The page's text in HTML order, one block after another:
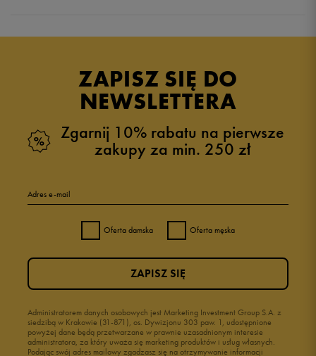
ZAPISZ SIĘ DO
NEWSLETTERA
Zgarnij 10% rabatu na pierwsze
zakupy za min. 250 zł
Adres e-mail
Oferta damska Oferta męska
Administratorem danych osobowych jest Marketing Investment Group S.A. z
siedzibą w Krakowie (31-871), os. Dywizjonu 303 paw. 1, udostępnione
powyżej dane będą przetwarzane w prawnie uzasadnionym interesie
administratora, za który uważa się marketing produktów i usług własnych.
Podając swój adres mailowy zgadzasz się na otrzymywanie informacji
ZAPISZ SIĘ